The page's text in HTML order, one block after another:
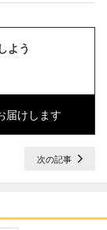
しよう
届けします
次の記事